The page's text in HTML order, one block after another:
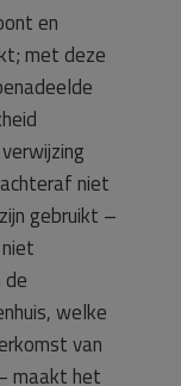
en
met deze
niet
gebruikt –
welke
van
maakt het